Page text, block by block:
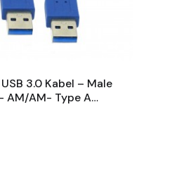
3.0 Kabel – Male
AM/AM- Type A
Kabel 0.5m - Blauw